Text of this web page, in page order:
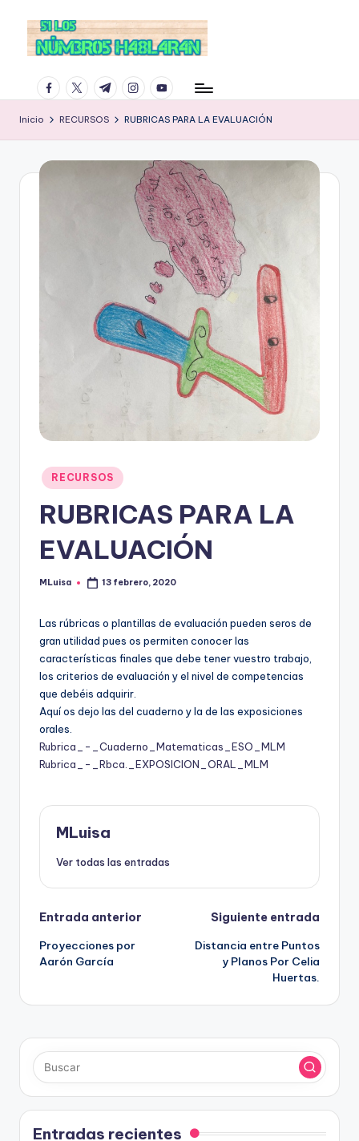
facebook.com
twitter.com
t.me instagram.com
youtube.com
Inicio RECURSOS RUBRICAS PARA LA EVALUACIÓN
Publicado
en
RECURSOS
RUBRICAS PARA LA
EVALUACIÓN
Publicado
MLuisa 13 febrero, 2020
Las rúbricas o plantillas de evaluación pueden seros de
gran utilidad pues os permiten conocer las
características finales que debe tener vuestro trabajo,
los criterios de evaluación y el nivel de competencias
que debéis adquirir.
Aquí os dejo las del cuaderno y la de las exposiciones
orales.
Rubrica_-_Cuaderno_Matematicas_ESO_MLM
Rubrica_-_Rbca._EXPOSICION_ORAL_MLM
MLuisa
Ver todas las entradas
Navegación
de
Entrada anterior
Proyecciones por
Aarón García
Siguiente entrada
Distancia entre Puntos
y Planos Por Celia
Huertas.
Entradas recientes